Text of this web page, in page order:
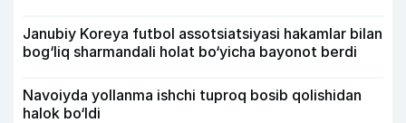
Janubiy Koreya futbol assotsiatsiyasi hakamlar bilan
bog‘liq sharmandali holat bo‘yicha bayonot berdi
Navoiyda yollanma ishchi tuproq bosib qolishidan
halok bo‘ldi